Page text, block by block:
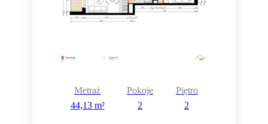
Metraż
44,13 m²
Pokoje
2
Piętro
2